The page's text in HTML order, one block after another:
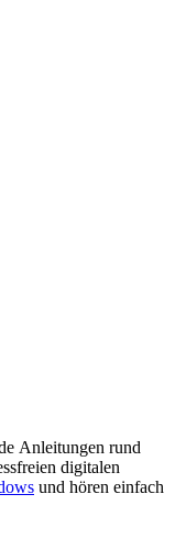
Anleitungen rund
digitalen
und hören einfach